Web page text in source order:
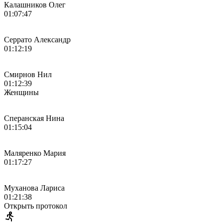
Калашников Олег
01:07:47
Серрато Александр
01:12:19
Смирнов Нил
01:12:39
Женщины
Сперанская Нина
01:15:04
Маляренко Мария
01:17:27
Муханова Лариса
01:21:38
Открыть протокол